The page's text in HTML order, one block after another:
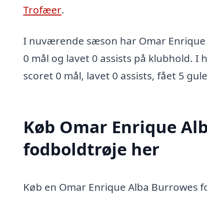
Trofæer.
I nuværende sæson har Omar
0 mål og lavet 0 assists på klubhold. I
scoret 0 mål, lavet 0 assists, fået 5
Køb Omar Enrique
fodboldtrøje her
Køb en Omar Enrique Alba Burrowes